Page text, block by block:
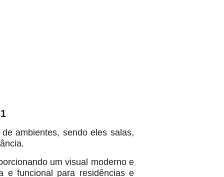
ambientes, sendo eles salas,
um visual moderno e
e funcional para residências e